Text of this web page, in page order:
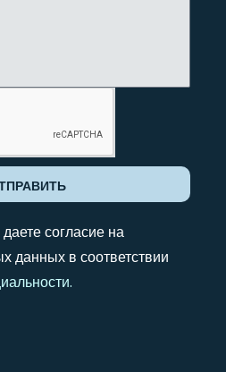
согласие на
данных в соответствии
.